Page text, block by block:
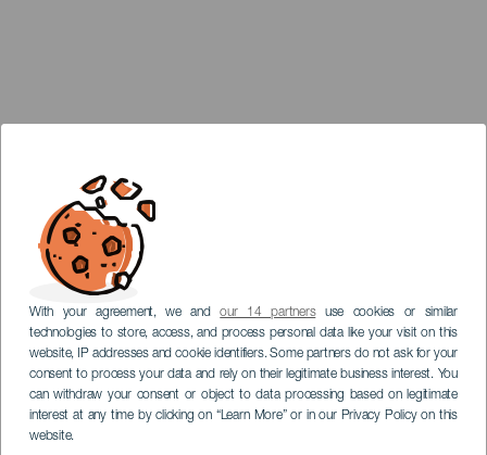
With your agreement, we andour 14 partnersuse cookies or similar
technologies to store, access, and process personal data like your visit on this
website, IP addresses and cookie identifiers. Some partners do not ask for your
consent to process your data and rely on their legitimate business interest. You
can withdraw your consent or object to data processing based on legitimate
interest at any time by clicking on “Learn More” or in our Privacy Policy on this
website.